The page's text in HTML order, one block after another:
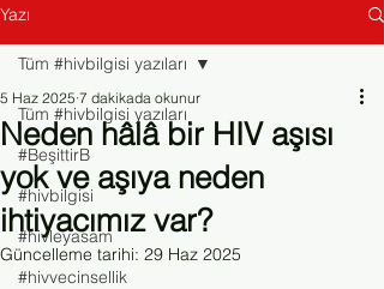
Yazı
Tüm #hivbilgisi yazıları
#BeşittirB
#hivbilgisi
#hivleyasam
#hivvecinsellik
Tüm #hivbilgisi yazıları
Neden hâlâ bir HIV aşısı
yok ve aşıya neden
ihtiyacımız var?
5 Haz 2025 7 dakikada okunur
Güncelleme tarihi: 29 Haz 2025